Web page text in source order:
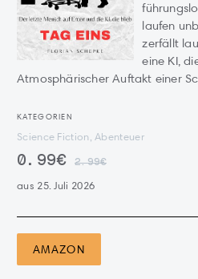
laufen
zerfällt
eine KI,
Atmosphärischer Auftakt einer
KATEGORIEN
Science Fiction, Abenteuer
0.99€ 2.99€
aus 25. Juli 2026
AMAZON